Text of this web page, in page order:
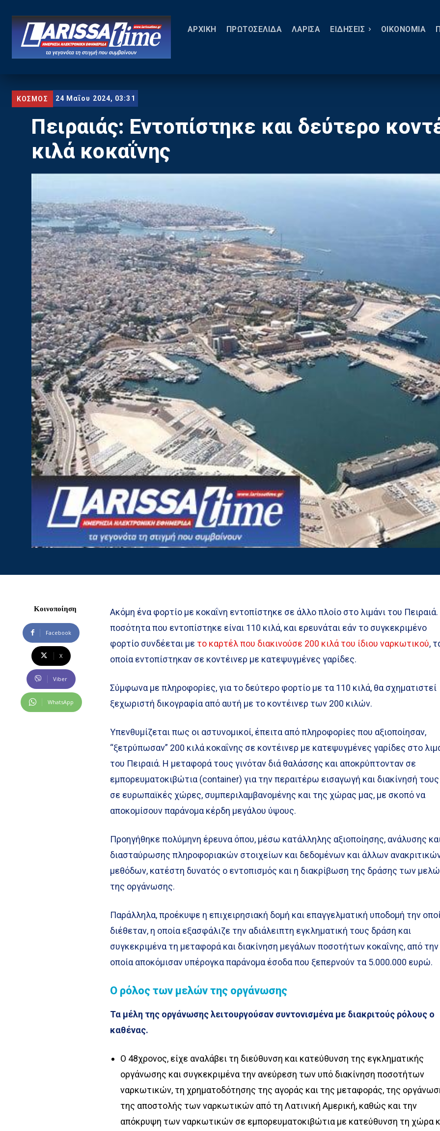
ΑΡΧΙΚΗ ΠΡΩΤΟΣΕΛΙΔΑ ΛΑΡΙΣΑ ΕΙΔΗΣΕΙΣ ΟΙΚΟΝΟΜΙΑ
ΚΟΣΜΟΣ 24 Μαΐου 2024, 03:31
Πειραιάς: Εντοπίστηκε και δεύτερο
κιλά κοκαΐνης
Κοινοποίηση
Facebook
X
Viber
WhatsApp
Ακόμη ένα φορτίο με κοκαΐνη εντοπίστηκε σε άλλο πλοίο στο λιμάνι του
ποσότητα που εντοπίστηκε είναι 110 κιλά, και ερευνάται εάν το συγκεκριμένο
φορτίο συνδέεται με το καρτέλ που διακινούσε 200 κιλά του ίδιου ναρκωτικού,
οποία εντοπίστηκαν σε κοντέινερ με κατεψυγμένες γαρίδες.
Σύμφωνα με πληροφορίες, για το δεύτερο φορτίο με τα 110 κιλά, θα σχηματιστεί
ξεχωριστή δικογραφία από αυτή με το κοντέινερ των 200 κιλών.
Υπενθυμίζεται πως οι αστυνομικοί, έπειτα από πληροφορίες που αξιοποίησαν,
“ξετρύπωσαν” 200 κιλά κοκαΐνης σε κοντέινερ με κατεψυγμένες γαρίδες στο
του Πειραιά. Η μεταφορά τους γινόταν διά θαλάσσης και αποκρύπτονταν σε
εμπορευματοκιβώτια (container) για την περαιτέρω εισαγωγή και διακίνησή τους
σε ευρωπαϊκές χώρες, συμπεριλαμβανομένης και της χώρας μας, με σκοπό να
αποκομίσουν παράνομα κέρδη μεγάλου ύψους.
Προηγήθηκε πολύμηνη έρευνα όπου, μέσω κατάλληλης αξιοποίησης, ανάλυσης
διασταύρωσης πληροφοριακών στοιχείων και δεδομένων και άλλων
μεθόδων, κατέστη δυνατός ο εντοπισμός και η διακρίβωση της δράσης των
της οργάνωσης.
Παράλληλα, προέκυψε η επιχειρησιακή δομή και επαγγελματική υποδομή την
διέθεταν, η οποία εξασφάλιζε την αδιάλειπτη εγκληματική τους δράση και
συγκεκριμένα τη μεταφορά και διακίνηση μεγάλων ποσοτήτων κοκαΐνης, από την
οποία αποκόμισαν υπέρογκα παράνομα έσοδα που ξεπερνούν τα 5.000.000 ευρώ.
Ο ρόλος των μελών της οργάνωσης
Τα μέλη της οργάνωσης λειτουργούσαν συντονισμένα με διακριτούς ρόλους ο
καθένας.
Ο 48χρονος, είχε αναλάβει τη διεύθυνση και κατεύθυνση της εγκληματικής
οργάνωσης και συγκεκριμένα την ανεύρεση των υπό διακίνηση ποσοτήτων
ναρκωτικών, τη χρηματοδότησης της αγοράς και της μεταφοράς, της
της αποστολής των ναρκωτικών από τη Λατινική Αμερική, καθώς και την
απόκρυψη των ναρκωτικών σε εμπορευματοκιβώτια με κατεύθυνση τη χώρα